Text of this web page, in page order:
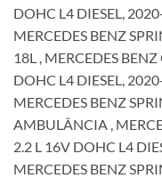
DOHC L4 DIESEL,
MERCEDES BENZ
18L , MERCEDES
DOHC L4 DIESEL,
MERCEDES BENZ
AMBULÂNCIA ,
2.2 L 16V DOHC L4
MERCEDES BENZ